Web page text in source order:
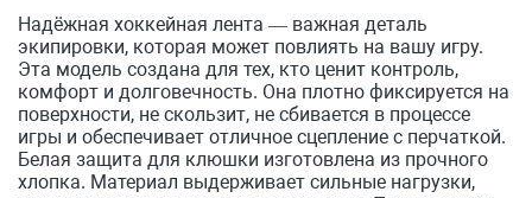
Надёжная хоккейная лента — важная деталь
экипировки, которая может повлиять на вашу игру.
Эта модель создана для тех, кто ценит контроль,
комфорт и долговечность. Она плотно фиксируется на
поверхности, не скользит, не сбивается в процессе
игры и обеспечивает отличное сцепление с перчаткой.
Белая защита для клюшки изготовлена из прочного
хлопка. Материал выдерживает сильные нагрузки,